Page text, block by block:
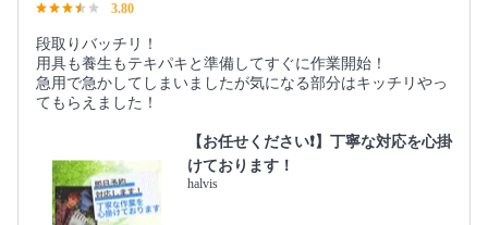
3.80
段取りバッチリ！
用具も養生もテキパキと準備してすぐに作業開始！
急用で急かしてしまいましたが気になる部分はキッチリやっ
てもらえました！
【お任せください❗️】丁寧な対応を心掛
けております！
halvis